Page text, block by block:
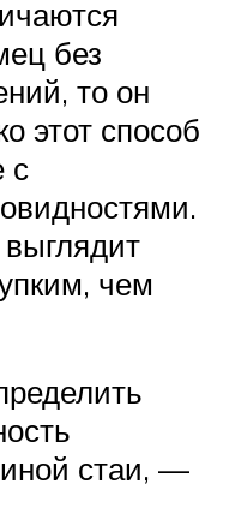
без
то он
этот способ
с
чем
стаи, —